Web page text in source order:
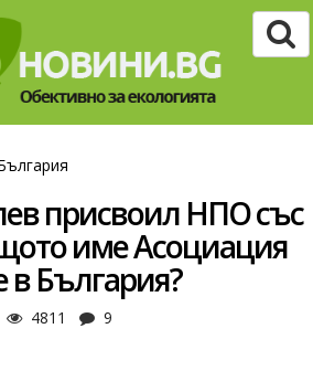
присвоил НПО със
име Асоциация
в България?
4811 9